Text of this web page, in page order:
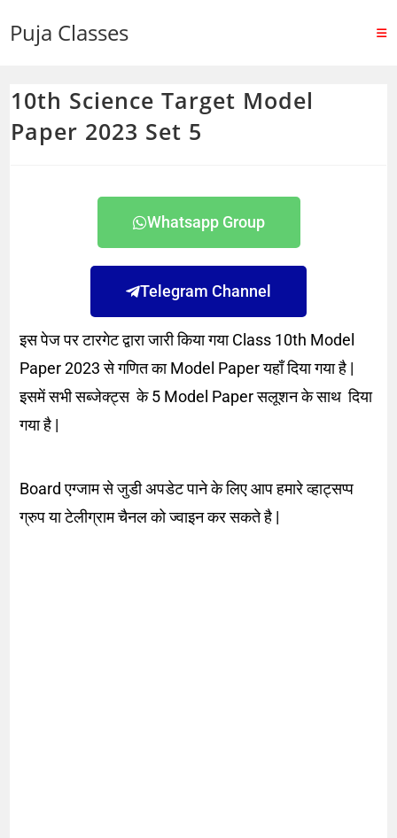
Puja Classes
10th Science Target Model
Paper 2023 Set 5
Whatsapp Group
Telegram Channel
इस पेज पर टारगेट द्वारा जारी किया गया Class 10th Model
Paper 2023 से गणित का Model Paper यहाँ दिया गया है |
इसमें सभी सब्जेक्ट्स के 5 Model Paper सलूशन के साथ दिया
गया है |
Board एग्जाम से जुडी अपडेट पाने के लिए आप हमारे व्हाट्सप्प
ग्रुप या टेलीग्राम चैनल को ज्वाइन कर सकते है |